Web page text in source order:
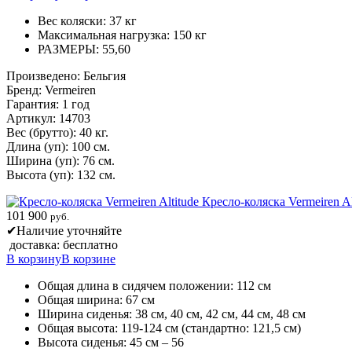
Вес коляски: 37 кг
Максимальная нагрузка: 150 кг
РАЗМЕРЫ: 55,60
Произведено: Бельгия
Бренд: Vermeiren
Гарантия: 1 год
Артикул: 14703
Вес (брутто): 40 кг.
Длина (уп): 100 см.
Ширина (уп): 76 см.
Высота (уп): 132 см.
Кресло-коляска Vermeiren
101 900 руб.
✔Наличие уточняйте
доставка: бесплатно
В корзинуВ корзине
Общая длина в сидячем положении: 112 см
Общая ширина: 67 см
Ширина сиденья: 38 см, 40 см, 42 см, 44 см, 48 см
Общая высота: 119-124 см (стандартно: 121,5 см)
Высота сиденья: 45 см – 56